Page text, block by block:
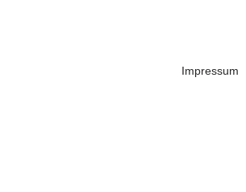
Impressum